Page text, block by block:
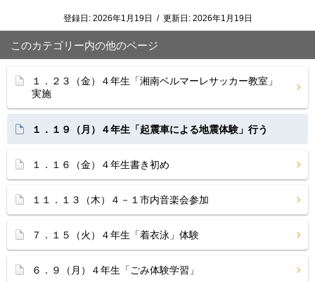
登録日: 2026年1月19日 / 更新日: 2026年1月19日
このカテゴリー内の他のページ
１．２３（金）４年生「湘南ベルマーレサッカー教室」
実施
１．１９（月）４年生「起震車による地震体験」行う
１．１６（金）４年生書き初め
１１．１３（木）４－１市内音楽会参加
７．１５（火）４年生「着衣泳」体験
６．９（月）４年生「ごみ体験学習」